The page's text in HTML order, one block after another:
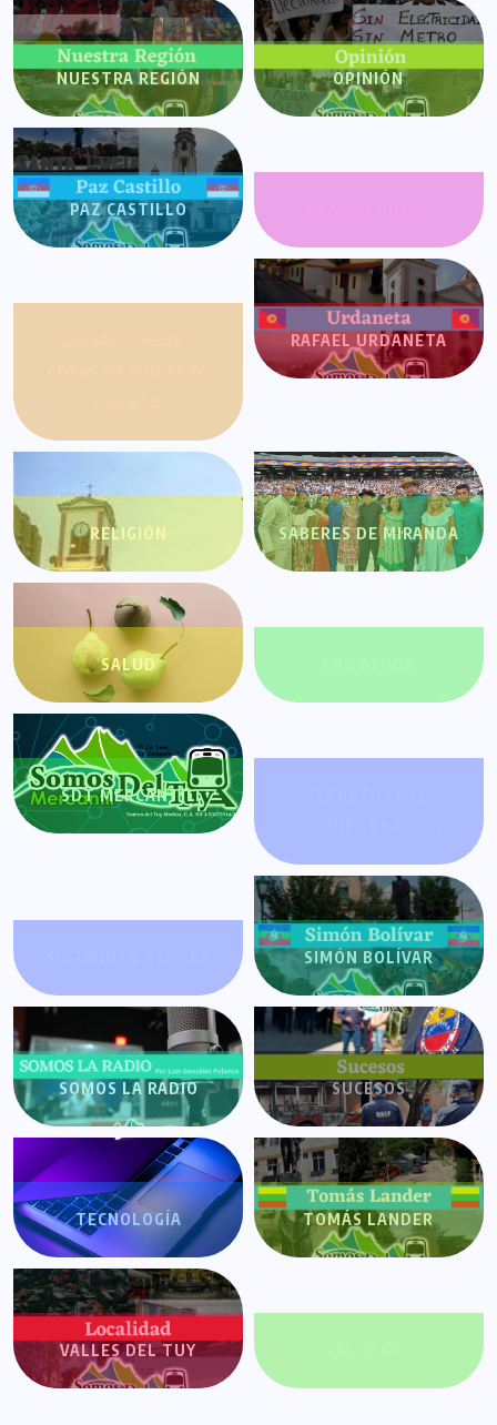
NUESTRA REGIÓN OPINIÓN
PAZ CASTILLO
RAFAEL URDANETA
RELIGIÓN SABERES DE MIRANDA
SALUD
SDT MERCANTIL
SIMÓN BOLÍVAR
SOMOS LA RADIO SUCESOS
TECNOLOGÍA TOMÁS LANDER
VALLES DEL TUY